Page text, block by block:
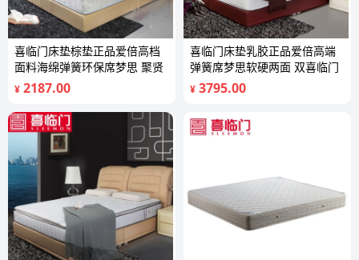
喜临门床垫棕垫正品爱倍高档
面料海绵弹簧环保席梦思 聚贤
¥ 2187.00
喜临门床垫乳胶正品爱倍高端
弹簧席梦思软硬两面 双喜临门
¥ 3795.00